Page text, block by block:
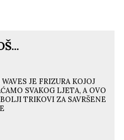
JE FRIZURA KOJOJ
SVAKOG LJETA, A OVO
TRIKOVI ZA SAVRŠENE